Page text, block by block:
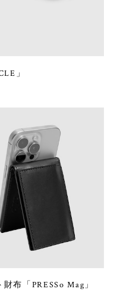
」
布「PRESSo Mag」